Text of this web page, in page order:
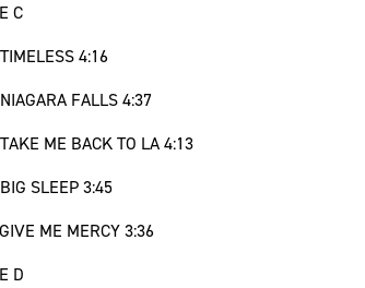
C
4:16
FALLS 4:37
ME BACK TO LA 4:13
SLEEP 3:45
ME MERCY 3:36
D